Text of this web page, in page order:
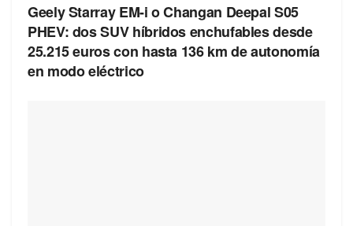
Geely Starray EM-i o Changan Deepal S05
PHEV: dos SUV híbridos enchufables desde
25.215 euros con hasta 136 km de autonomía
en modo eléctrico